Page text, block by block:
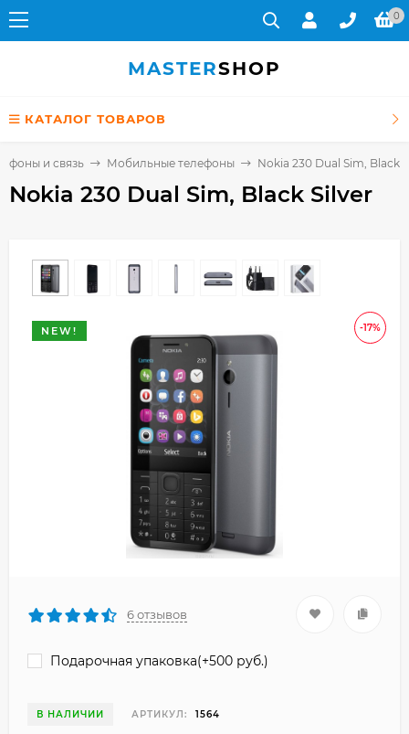
0
MASTERSHOP
КАТАЛОГ ТОВАРОВ
и связь Мобильные телефоны Nokia 230 Dual Sim, Black
Nokia 230 Dual Sim, Black Silver
-17%
NEW!
6 отзывов
Подарочная упаковка(+500 руб.)
В НАЛИЧИИ АРТИКУЛ: 1564